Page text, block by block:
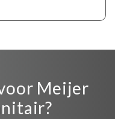
Meijer